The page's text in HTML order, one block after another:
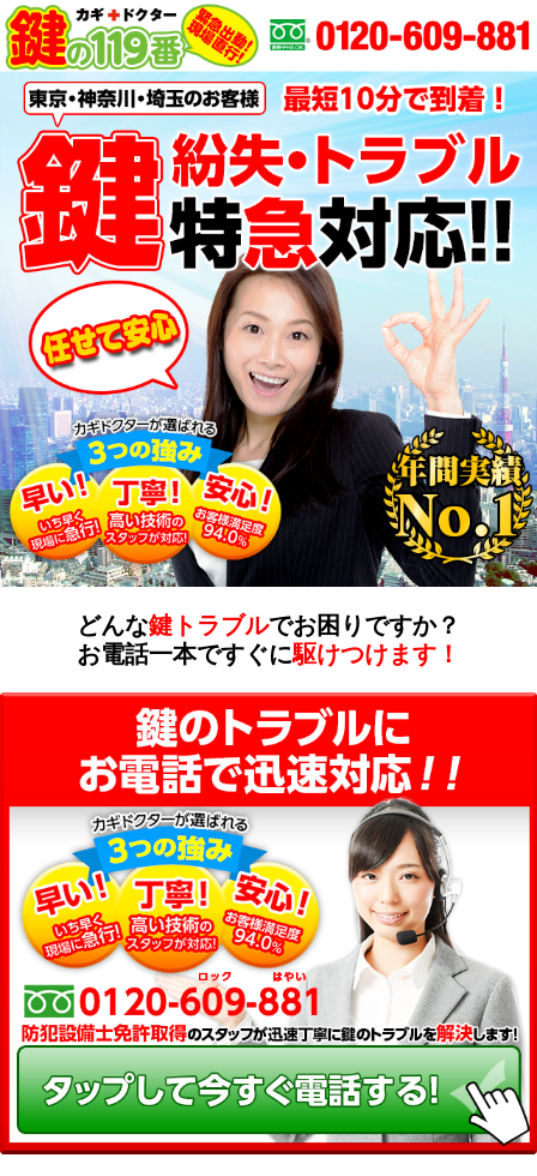
どんな鍵トラブルでお困りですか？
お電話一本ですぐに駆けつけます！